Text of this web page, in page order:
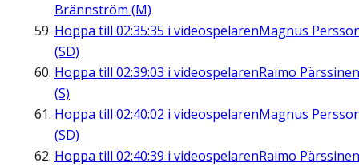
Brännström (M)
Hoppa till 02:35:35 i videospelarenMagnus
(SD)
Hoppa till 02:39:03 i videospelarenRaimo Pärssinen
(S)
Hoppa till 02:40:02 i videospelarenMagnus
(SD)
Hoppa till 02:40:39 i videospelarenRaimo Pärssinen